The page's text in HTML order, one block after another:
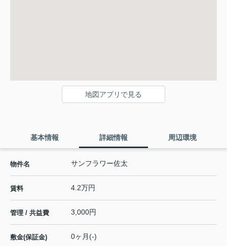
地図アプリで見る
基本情報 詳細情報 周辺環境
物件名 サンフラワー佐太
賃料 4.2万円
管理 / 共益費 3,000円
敷金(保証金) 0ヶ月(-)